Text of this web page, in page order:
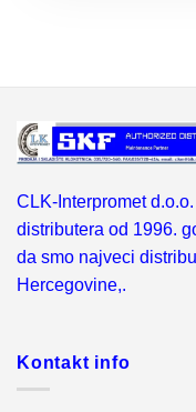
CLK-Interpromet
distributera od 1996.
da smo najveci
Hercegovine,.
Kontakt info